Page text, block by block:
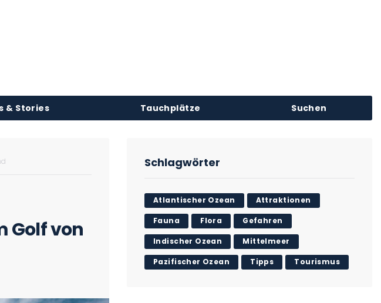
& Stories Tauchplätze Suchen
Golf von
Schlagwörter
Atlantischer Ozean Attraktionen
Fauna Flora Gefahren
Indischer Ozean Mittelmeer
Pazifischer Ozean Tipps Tourismus